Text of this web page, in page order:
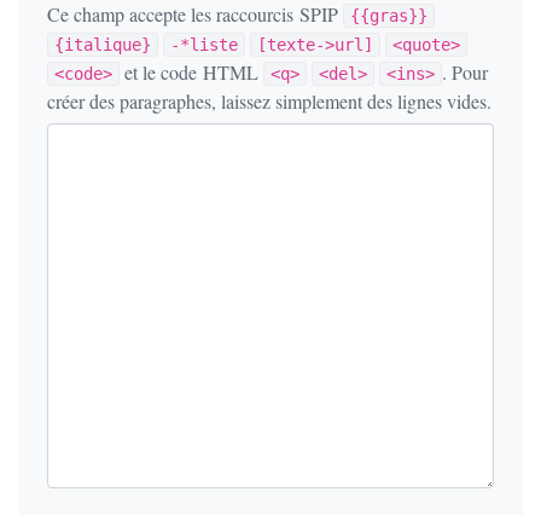
Ce champ accepte les raccourcis SPIP
{{gras}}
{italique}
-*liste [texte->url]
<quote>
<code>
et le code HTML <q> <del> <ins> . Pour
créer des paragraphes, laissez simplement des lignes vides.